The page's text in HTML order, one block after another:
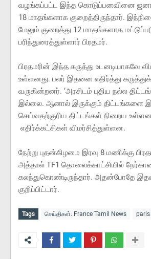
வழங்கப்பட்ட இந்த கொடுப்பனவினை
18 மாதங்களாக குறைத்திருந்தார்.
மேலும் குறைத்து 12 மாதங்களாக
பரிந்துரைத்துள்ளார் பிரதமர்.
பிரதமரின் இந்த கருத்து உடனடியாகவே
உள்ளனது. பலர் இதனை எதிர்த்து
வருகின்றனர். ‘அரசிடம் புதிய நல்ல
இல்லை. ஆனால் இருக்கும் திட்டங்களை
செய்வதற்குரிய திட்டங்கள் நிறைய
எதிர்க்கட்சிகள் விமர்சித்துள்ளன.
நேற்று புதன்கிழமை இரவு 8 மணிக்கு
அத்தால் TF1 தொலைக்காட்சியில்
கலந்துகொண்டிருந்தார். அதன்போதே
குறிப்பிட்டார்.
Tags செய்திகள். France Tamil News paris